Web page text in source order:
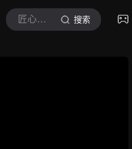
匠心筑造 搜索